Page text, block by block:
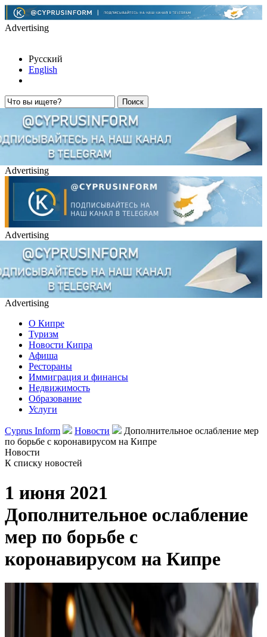
Advertising
Русский
English
Advertising
Advertising
Advertising
О Кипре
Туризм
Новости Кипра
Афиша
Рестораны
Иммиграция и финансы
Недвижимость
Образование
Услуги
Cyprus Inform Новости
Дополнительное ослабление мер
по борьбе с коронавирусом на Кипре
Новости
К списку новостей
1 июня 2021
Дополнительное ослабление
мер по борьбе с
коронавирусом на Кипре